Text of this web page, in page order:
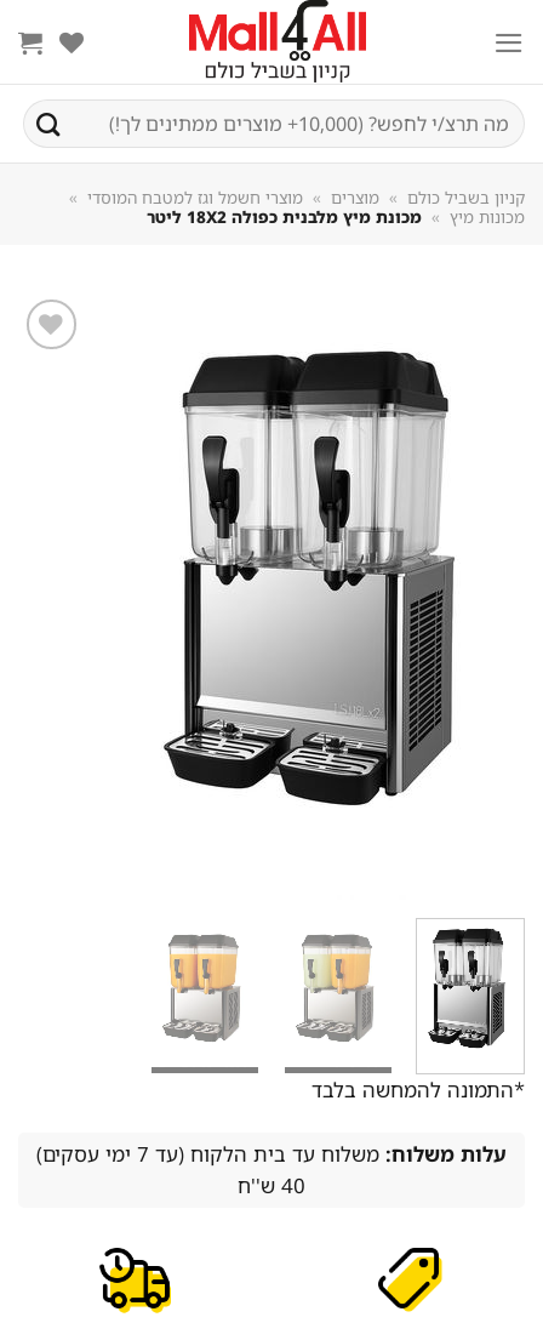
חיפוש
עבור:
קניון בשביל כולם מוצרים מוצרי חשמל וגז למטבח המוסדי
מכונות מיץ
מכונת מיץ מלבנית כפולה 18X2 ליטר
*התמונה להמחשה בלבד
עלות משלוח:
משלוח עד בית הלקוח (עד 7 ימי עסקים)
40 ש''ח